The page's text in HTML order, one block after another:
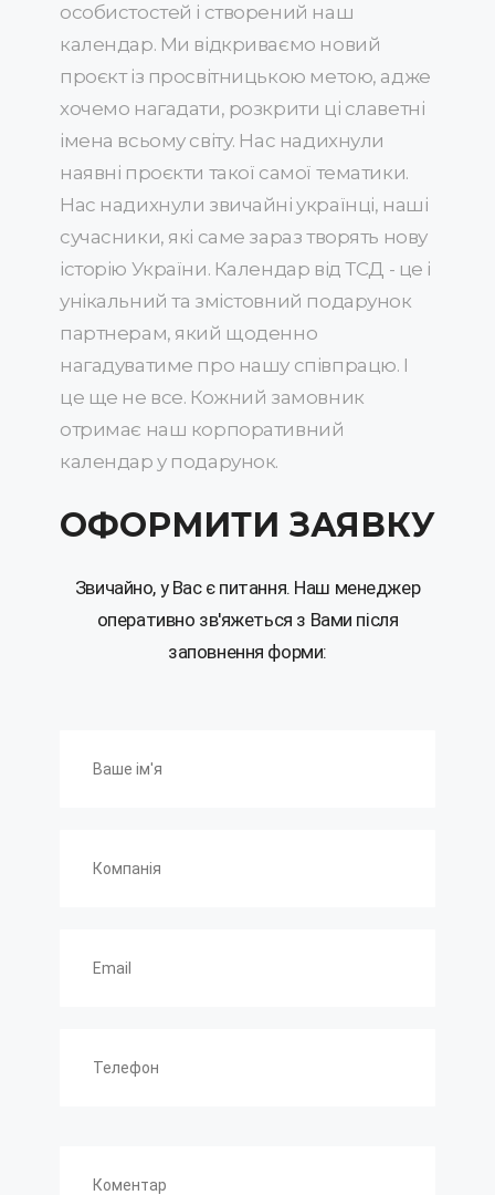
особистостей і створений наш
календар. Ми відкриваємо новий
проєкт із просвітницькою метою, адже
хочемо нагадати, розкрити ці славетні
імена всьому світу. Нас надихнули
наявні проєкти такої самої тематики.
Нас надихнули звичайні українці, наші
сучасники, які саме зараз творять нову
історію України. Календар від ТСД - це і
унікальний та змістовний подарунок
партнерам, який щоденно
нагадуватиме про нашу співпрацю. І
це ще не все. Кожний замовник
отримає наш корпоративний
календар у подарунок.
ОФОРМИТИ ЗАЯВКУ
Звичайно, у Вас є питання. Наш менеджер
оперативно зв'яжеться з Вами після
заповнення форми: